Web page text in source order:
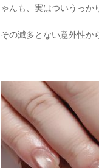
ゃんも、実はついうっか
その滅多とない意外性か